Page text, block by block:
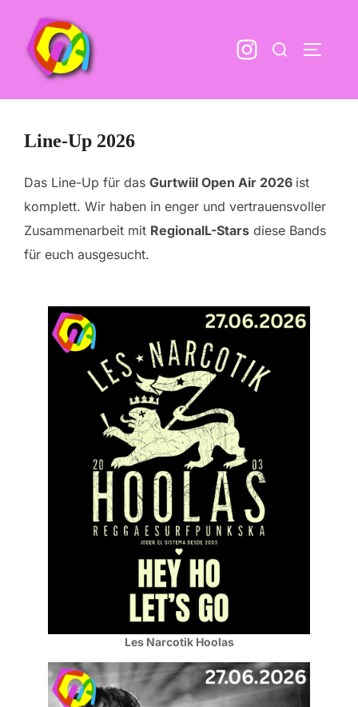
springen
Suchen
Line-Up 2026
Das Line-Up für das Gurtwiil Open Air 2026 ist
komplett. Wir haben in enger und vertrauensvoller
Zusammenarbeit mit RegionalL-Stars diese Bands
für euch ausgesucht.
Les Narcotik Hoolas